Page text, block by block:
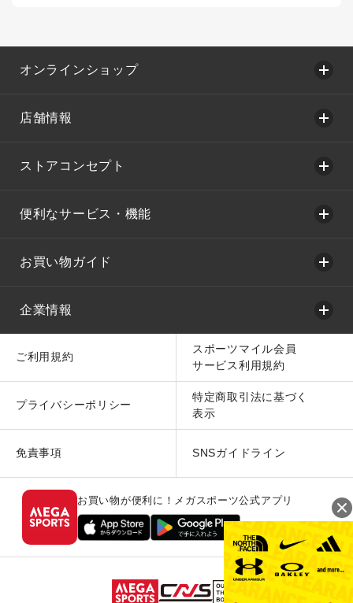
オンラインショップ
店舗情報
ストアコンセプト
便利なサービス・機能
お買い物ガイド
企業情報
ご利用規約
スポーツマイル会員
サービス利用規約
プライバシーポリシー
特定商取引法に基づく
表示
免責事項 SNSガイドライン
お買い物が便利に！メガスポーツ公式アプリ